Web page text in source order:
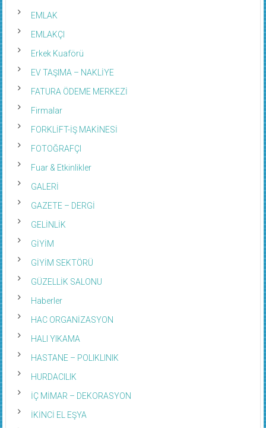
EMLAK
EMLAKÇI
Erkek Kuaförü
EV TAŞIMA – NAKLİYE
FATURA ÖDEME MERKEZİ
Firmalar
FORKLİFT-İŞ MAKİNESİ
FOTOĞRAFÇI
Fuar & Etkinlikler
GALERİ
GAZETE – DERGİ
GELİNLİK
GİYİM
GİYİM SEKTÖRÜ
GÜZELLİK SALONU
Haberler
HAC ORGANİZASYON
HALI YIKAMA
HASTANE – POLIKLINIK
HURDACILIK
İÇ MİMAR – DEKORASYON
İKİNCİ EL EŞYA